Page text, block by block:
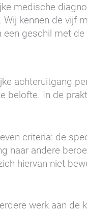
medische
Wij kennen de vijf
geschil met de
achteruitgang
belofte. In de
criteria: de
naar andere
hiervan niet
werk aan de